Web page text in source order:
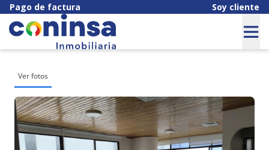
Pago de factura Soy cliente
Ver fotos